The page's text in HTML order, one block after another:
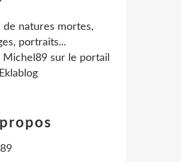
de natures mortes,
portraits...
Michel89sur le portail
Eklablog